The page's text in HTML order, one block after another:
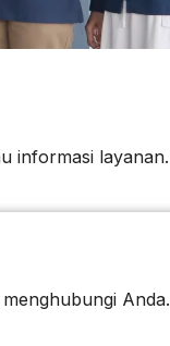
informasi layanan.
Anda.